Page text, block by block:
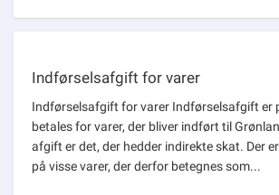
Indførselsafgift for varer
Indførselsafgift for varer Indførselsafgift er
betales for varer, der bliver indført til
afgift er det, der hedder indirekte skat. Der
på visse varer, der derfor betegnes som...